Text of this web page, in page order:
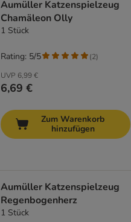
Aumüller Katzenspielzeug
Chamäleon Olly
1 Stück
UVP 6,99 €
6,69 €
Rating: 5/5 (2)
Zum Warenkorb
hinzufügen
Aumüller Katzenspielzeug
Regenbogenherz
1 Stück